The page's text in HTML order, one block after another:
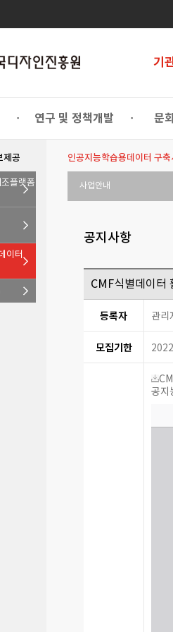
기
• 연구 및 정책개발 • 문
제공
플랫폼
이터
인공지능학습용데이터 구축
사업안내
공지사항
CMF식별데이터
등록자 관리
모집기한
공지